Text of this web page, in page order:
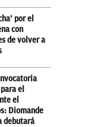
por el
con
de volver a
el
el
Diomande
debutará